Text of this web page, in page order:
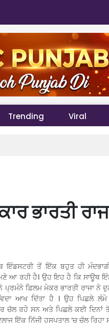
Trending Viral
ਭਾਰਤੀ
ਇੰਡਸਟਰੀ ਤੋਂ ਇੱਕ ਬਹੁਤ ਹੀ
ਆ ਰਹੀ ਹੈ। ਉਹ ਇਹ ਹੈ ਕਿ ਸਾਊਥ
ਪ੍ਰਮੰਨੇ ਫ਼ਿਲਮ ਮੇਕਰ ਭਾਰਤੀ ਰਾਜਾ ਨੇ
ਆਖ ਦਿੱਤਾ ਹੈ । ਉਹ ਪਿਛਲੇ
ਚੱਲ ਰਹੇ ਸਨ ਅਤੇ ਪਿਛਲੇ ਕਈ ਦਿਨਾਂ
ਇੱਕ ਨਿੱਜੀ ਹਸਪਤਾਲ ‘ਚ ਚੱਲ ਰਿਹਾ